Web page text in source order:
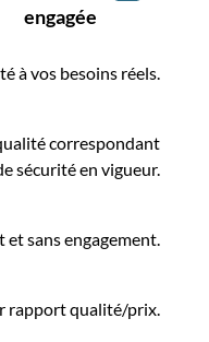
engagée
à vos besoins réels.
correspondant
sécurité en vigueur.
sans engagement.
rapport qualité/prix.